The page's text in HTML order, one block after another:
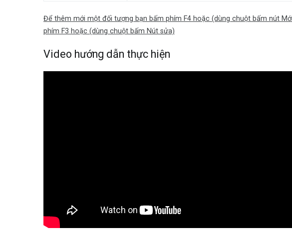
Để thêm mới một đối tượng bạn bấm phím F4 hoặc (dùng chuột bấm nút
phím F3 hoặc (dùng chuột bấm Nút sửa)
Video hướng dẫn thực hiện